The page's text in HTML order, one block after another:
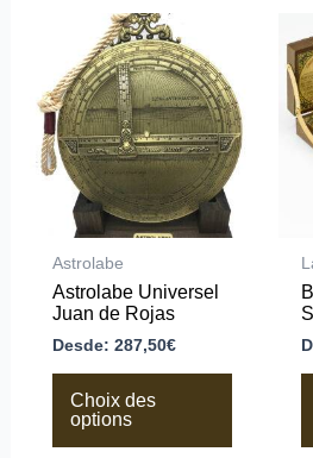
Astrolabe
Astrolabe Universel
Juan de Rojas
Desde: 287,50€
Choix des
options
produit
plusieurs
variations.
Les
options
peuvent
être
choisies
sur
la
du
produit
a